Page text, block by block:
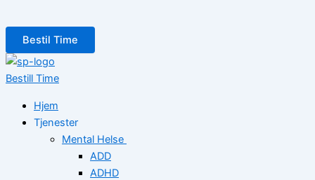
Bestil Time
Bestill Time
Hjem
Tjenester
Mental Helse
ADD
ADHD